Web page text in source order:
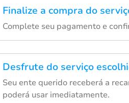
Finalize a compra do
Complete seu pagamento e
Desfrute do serviço
Seu ente querido receberá a
poderá usar imediatamente.